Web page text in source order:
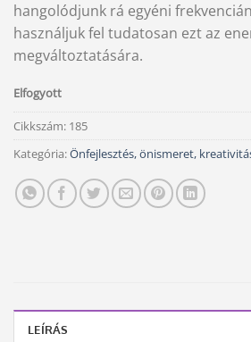
hangolódjunk rá egyéni
használjuk fel tudatosan ezt az
megváltoztatására.
Elfogyott
Cikkszám: 185
Kategória:Önfejlesztés, önismeret,
LEÍRÁS